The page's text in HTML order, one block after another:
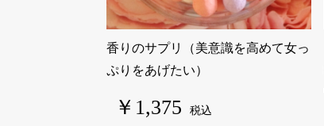
香りのサプリ（美意識を高めて女っ
ぷりをあげたい）
￥1,375 税込